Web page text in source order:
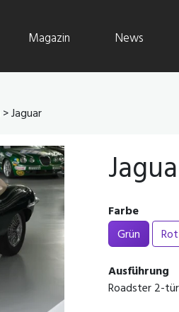
Magazin News
> Jaguar
Farbe
Grün
Rot
Ausführung
Roadster 2-